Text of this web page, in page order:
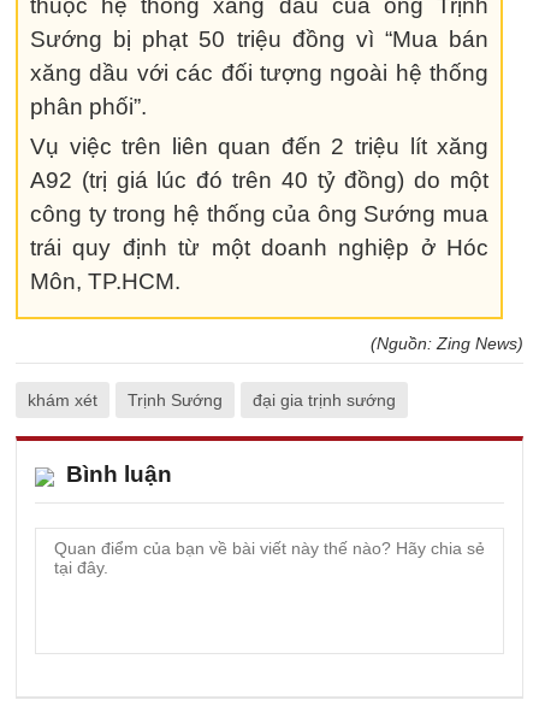
thuộc hệ thống xăng dầu của ông Trịnh
Sướng bị phạt 50 triệu đồng vì “Mua bán
xăng dầu với các đối tượng ngoài hệ thống
phân phối”.
Vụ việc trên liên quan đến 2 triệu lít xăng
A92 (trị giá lúc đó trên 40 tỷ đồng) do một
công ty trong hệ thống của ông Sướng mua
trái quy định từ một doanh nghiệp ở Hóc
Môn, TP.HCM.
(Nguồn: Zing News)
khám xét Trịnh Sướng đại gia trịnh sướng
Bình luận